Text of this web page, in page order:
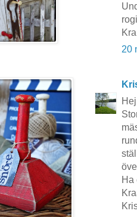
20
Ha